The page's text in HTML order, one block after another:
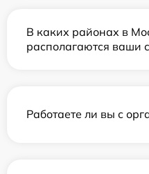
В каких районах в
располагаются ваши
Работаете ли вы с